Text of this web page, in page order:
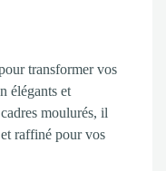
transformer vos
élégants et
moulurés, il
raffiné pour vos